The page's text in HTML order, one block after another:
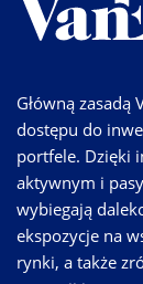
Główną
dostępu do
portfele. Dzięki
aktywnym i
wybiegają
ekspozycje na
rynki, a także